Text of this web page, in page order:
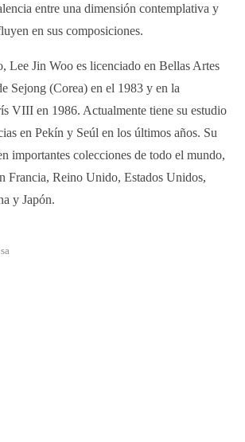
entre una dimensión contemplativa y
en sus composiciones.
Lee Jin Woo es licenciado en Bellas Artes
Sejong (Corea) en el 1983 y en la
VIII en 1986. Actualmente tiene su estudio
en Pekín y Seúl en los últimos años. Su
importantes colecciones de todo el mundo,
Francia, Reino Unido, Estados Unidos,
y Japón.